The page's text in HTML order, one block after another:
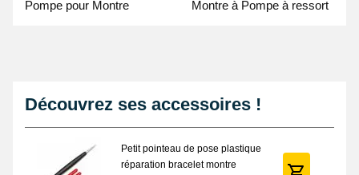
Pompe pour Montre
Montre à Pompe à ressort
Découvrez ses accessoires !
Petit pointeau de pose plastique
réparation bracelet montre